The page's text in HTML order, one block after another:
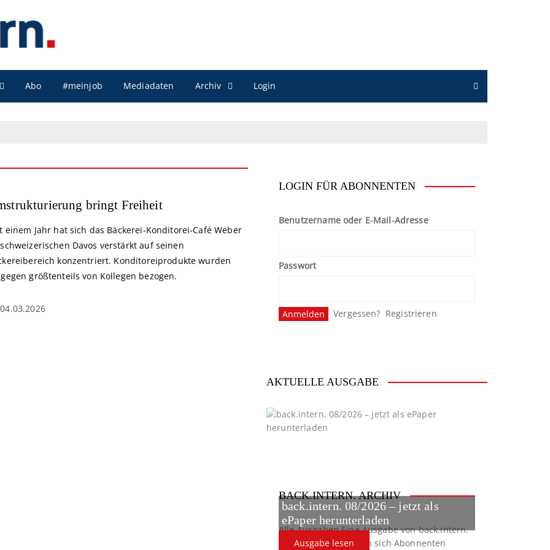
Abo #meinjob Mediadaten Archiv Login
bringt Freiheit
einem Jahr hat sich das Bäckerei-Konditorei-Café Weber
Davos verstärkt auf seinen
konzentriert. Konditoreiprodukte wurden
größtenteils von Kollegen bezogen.
04.03.2026
LOGIN FÜR ABONNENTEN
Benutzername oder E-Mail-Adresse
Passwort
Vergessen? Registrieren
AKTUELLE AUSGABE
back.intern. 08/2026 – jetzt als
ePaper herunterladen
Ausgabe lesen
BACK.INTERN. ARCHIV
Alle AusgabenEine Ausgabe von back.intern.
verpasst? Hier können sich Abonnenten